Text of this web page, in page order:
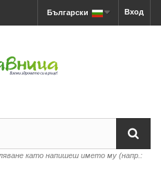
Вход
Български
като напишеш името му (напр.: